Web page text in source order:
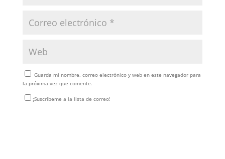
Guarda mi nombre, correo electrónico y web en este navegador para
la próxima vez que comente.
¡Suscríbeme a la lista de correo!